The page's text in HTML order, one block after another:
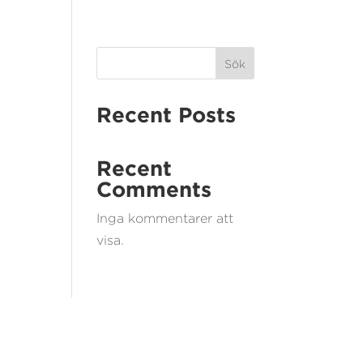
Sök
Recent Posts
Recent
Comments
Inga kommentarer att
visa.